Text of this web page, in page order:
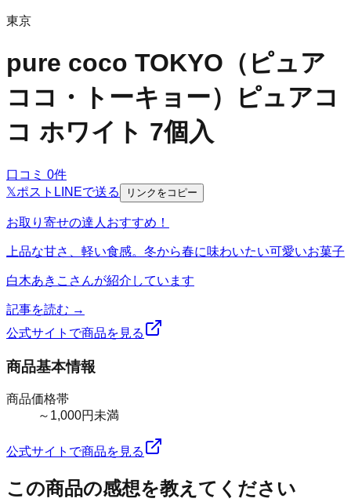
東京
pure coco TOKYO（ピュア
ココ・トーキョー）
ピュアコ
コ ホワイト 7個入
口コミ 0件
𝕏ポスト LINEで送る リンクをコピー
お取り寄せの達人おすすめ！
上品な甘さ、軽い食感。冬から春に味わいたい可愛いお菓子
白木あきこ さんが紹介しています
記事を読む →
公式サイトで商品を見る
商品基本情報
商品価格帯
～1,000円未満
公式サイトで商品を見る
この商品の感想を教えてください